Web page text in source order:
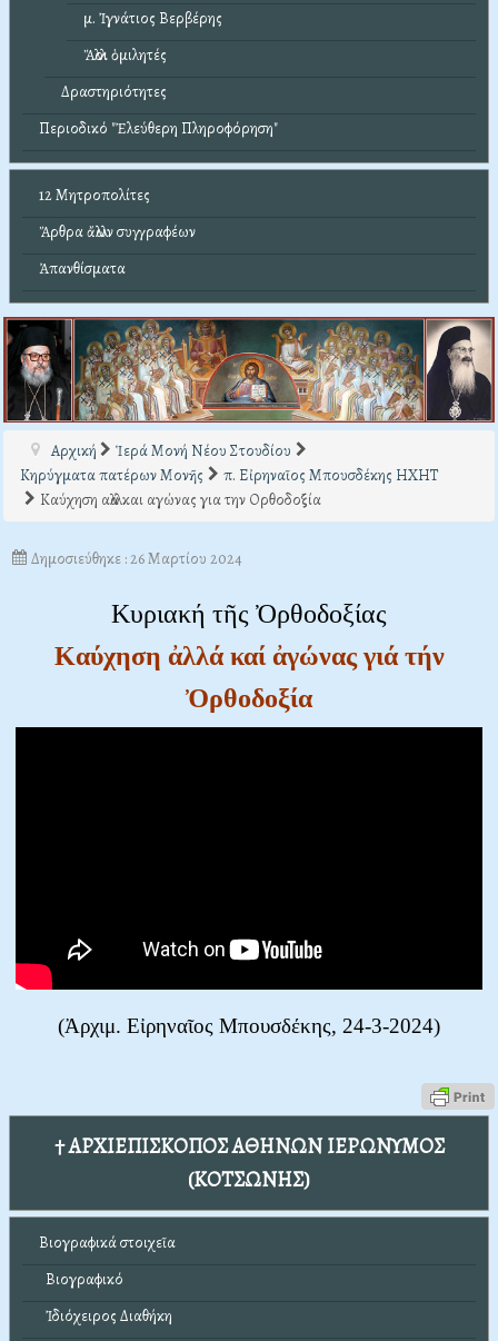
μ. Ἰγνάτιος Βερβέρης
Ἄλλοι ὁμιλητές
Δραστηριότητες
Περιοδικό "Ἐλεύθερη Πληροφόρηση"
12 Μητροπολίτες
Ἄρθρα ἄλλων συγγραφέων
Ἀπανθίσματα
Αρχική
Ἱερά Μονή Νέου Στουδίου
Κηρύγματα πατέρων Μονῆς
π. Εἰρηναῖος Μπουσδέκης ΗΧΗΤ
Καύχηση αλλά και αγώνας για την Ορθοδοξία
Δημοσιεύθηκε : 26 Μαρτίου 2024
Κυριακή τῆς Ὀρθοδοξίας
Καύχηση ἀλλά καί ἀγώνας γιά τήν
Ὀρθοδοξία
(Ἀρχιμ. Εἰρηναῖος Μπουσδέκης, 24-3-2024)
† ΑΡΧΙΕΠΙΣΚΟΠΟΣ ΑΘΗΝΩΝ ΙΕΡΩΝΥΜΟΣ
(ΚΟΤΣΩΝΗΣ)
Βιογραφικά στοιχεῖα
Βιογραφικό
Ἰδιόχειρος Διαθήκη